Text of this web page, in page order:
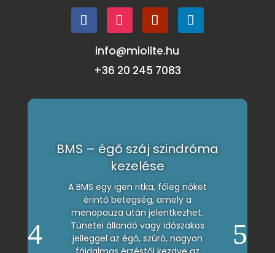
info@miolite.hu
+36 20 245 7083
BMS – égő száj szindróma
kezelése
A BMS egy igen ritka, főleg nőket
érintő betegség, amely a
menopauza után jelentkezhet.
Tünetei állandó vagy időszakos
jelleggel az égő, szúró, nagyon